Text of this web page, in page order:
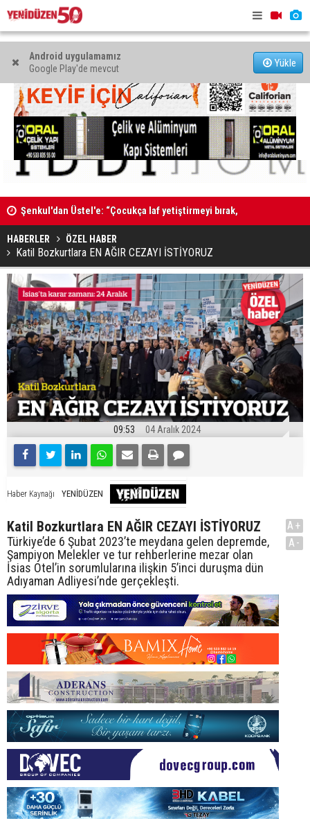
Android uygulamamız
Google Play'de mevcut
Yükle
Şenkul'dan Üstel'e: “Çocukça laf yetiştirmeyi bırak,
tatilini kesip görevinin başına dön”
HABERLER ÖZEL HABER
Katil Bozkurtlara EN AĞIR CEZAYI İSTİYORUZ
09:53 04 Aralık 2024
Haber Kaynağı YENİDÜZEN
Katil Bozkurtlara EN AĞIR CEZAYI İSTİYORUZ
Türkiye’de 6 Şubat 2023’te meydana gelen depremde,
Şampiyon Melekler ve tur rehberlerine mezar olan
İsias Otel’in sorumlularına ilişkin 5’inci duruşma dün
Adıyaman Adliyesi’nde gerçekleşti.
A+
A-